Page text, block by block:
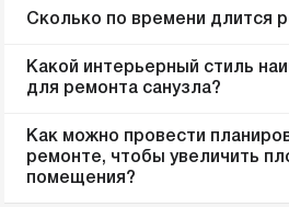
Сколько по времени длится
Какой интерьерный стиль
для ремонта санузла?
Как можно провести
ремонте, чтобы увеличить
помещения?